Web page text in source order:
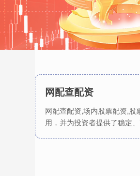
网配查配资
网配查配资,场内股票配资,
用，并为投资者提供了稳定